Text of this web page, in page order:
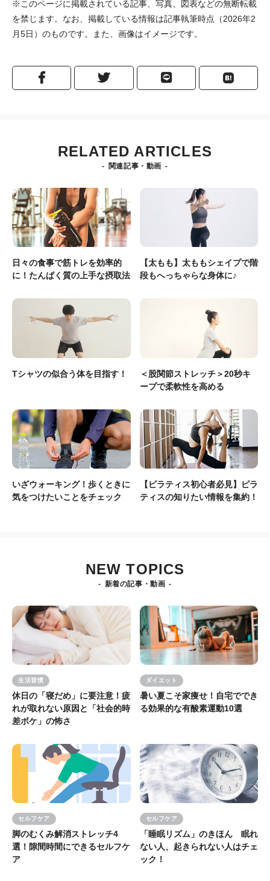
※このページに掲載されている記事、写真、図表などの無断転載
を禁じます。なお、掲載している情報は記事執筆時点（2026年2
月5日）のものです。また、画像はイメージです。
RELATED ARTICLES
関連記事・動画
日々の食事で筋トレを効率的
に！たんぱく質の上手な摂取法
【太もも】太ももシェイプで階
段もへっちゃらな身体に♪
Tシャツの似合う体を目指す！
＜股関節ストレッチ＞20秒キ
ープで柔軟性を高める
いざウォーキング！歩くときに
気をつけたいことをチェック
【ピラティス初心者必見】ピラ
ティスの知りたい情報を集約！
NEW TOPICS
新着の記事・動画
生活習慣
休日の「寝だめ」に要注意！疲
れが取れない原因と「社会的時
差ボケ」の怖さ
ダイエット
暑い夏こそ家痩せ！自宅ででき
る効果的な有酸素運動10選
セルフケア
脚のむくみ解消ストレッチ4
選！隙間時間にできるセルフケ
ア
セルフケア
「睡眠リズム」のきほん 眠れ
ない人、起きられない人はチェ
ック！